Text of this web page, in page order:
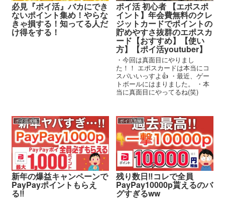
必見『ポイ活』バカにでき
ないポイント集め！やらな
きゃ損する！知ってる人だ
け得をする！
ポイ活 初心者 【エポスポ
イント】年会費無料のクレ
ジットカードでポイントの
貯めやすさ抜群のエポスカ
ード【おすすめ】【使い
方】【ポイ活youtuber】
・今回は真面目にやりまし
た！！ エポスカードは本当にコ
スパいいっすよ👍 ・最近、ゲー
トボールにはまりました。 ・本
当に真面目にやってるね(笑)
ポイ活攻略
新年の爆益キャンペーンで
PayPayポイントもらえ
る‼︎
ポイ活攻略
残り数日‼︎コレで全員
PayPay10000p貰えるのバ
グすぎるww